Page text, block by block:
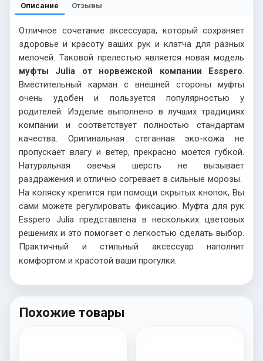
Описание Отзывы
Отличное сочетание аксессуара, который сохраняет
здоровье и красоту ваших рук и клатча для разных
мелочей. Таковой прелестью является новая модель
муфты Julia от норвежской компании Esspero
Вместительный карман с внешней стороны муфты
очень удобен и пользуется популярностью у
родителей. Изделие выполнено в лучших традициях
компании и соответствует полностью стандартам
качества. Оригинальная стеганная эко-кожа не
пропускает влагу и ветер, прекрасно моется губкой.
Натуральная овечья шерсть не вызывает
раздражения и отлично согревает в сильные морозы.
На коляску крепится при помощи скрытых кнопок, Вы
сами можете регулировать фиксацию. Муфта для рук
Esspero
Julia представлена в нескольких цветовых
решениях и это помогает с легкостью сделать выбор.
Практичный и стильный аксессуар наполнит
комфортом и красотой ваши прогулки.
Похожие товары